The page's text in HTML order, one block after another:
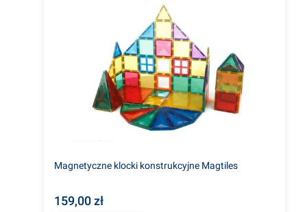
Magnetyczne klocki konstrukcyjne Magtiles
159,00 zł